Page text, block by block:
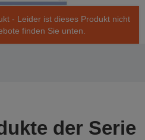
- Leider ist dieses Produkt nicht
finden Sie unten.
der Serie